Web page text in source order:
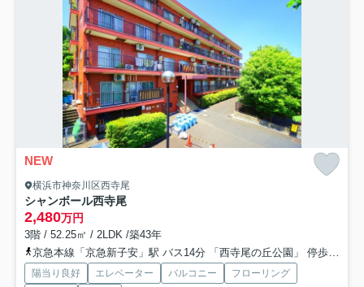
NEW
横浜市神奈川区西寺尾
シャンボール西寺尾
2,480万円
3階 / 52.25㎡ / 2LDK /築43年
京急本線「京急新子安」駅 バス14分 「西寺尾の丘公園」 停歩4分
陽当り良好 エレベーター バルコニー
フローリング